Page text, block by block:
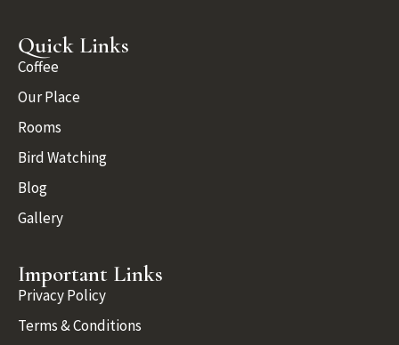
Quick Links
Coffee
Our Place
Rooms
Bird Watching
Blog
Gallery
Important Links
Privacy Policy
Terms & Conditions